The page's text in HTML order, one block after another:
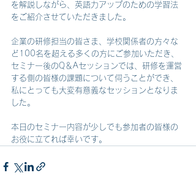
を解説しながら、英語力アップのための学習法
をご紹介させていただきました。
企業の研修担当の皆さま、学校関係者の方々な
ど100名を超える多くの方にご参加いただき、
セミナー後のQ＆Aセッションでは、研修を運営
する側の皆様の課題について伺うことができ、
私にとっても大変有意義なセッションとなりま
した。
本日のセミナー内容が少しでも参加者の皆様の
お役に立てれば幸いです。